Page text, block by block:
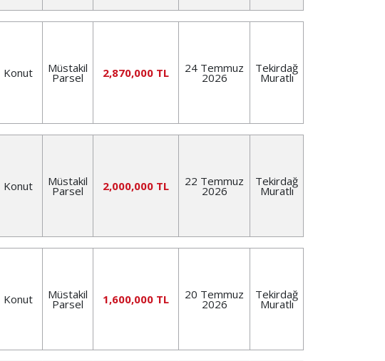
Konut Müstakil
Parsel 2,870,000 TL 24 Temmuz
2026
Tekirdağ
Muratlı
Konut Müstakil
Parsel 2,000,000 TL 22 Temmuz
2026
Tekirdağ
Muratlı
Konut Müstakil
Parsel 1,600,000 TL 20 Temmuz
2026
Tekirdağ
Muratlı